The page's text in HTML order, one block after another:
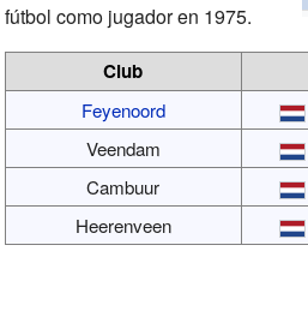
fútbol como jugador en 1975.
Club
Feyenoord
Veendam
Cambuur
Heerenveen